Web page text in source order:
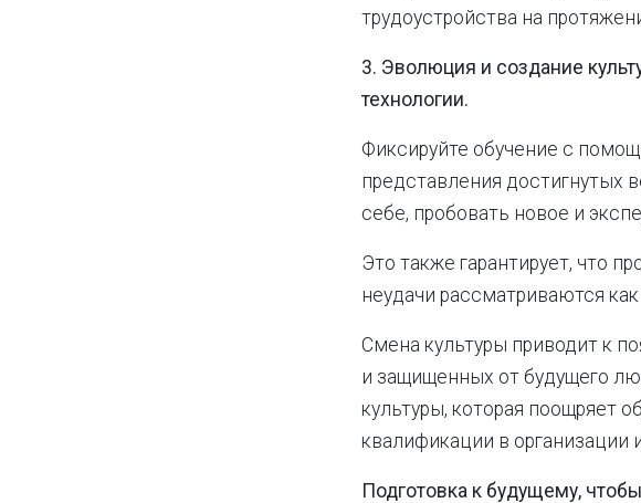
трудоустройства на
3. Эволюция и создание
технологии.
Фиксируйте обучение с
представления достигнутых
себе, пробовать новое и
Это также гарантирует, что
неудачи рассматриваются
Смена культуры приводит к
и защищенных от будущего
культуры, которая поощряет
квалификации в организации
Подготовка к будущему,